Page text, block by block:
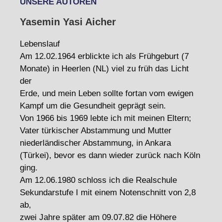
Yasemin Yasi Aicher
Lebenslauf
Am 12.02.1964 erblickte ich als Frühgeburt (7
Monate) in Heerlen (NL) viel zu früh das Licht
der
Erde, und mein Leben sollte fortan vom ewigen
Kampf um die Gesundheit geprägt sein.
Von 1966 bis 1969 lebte ich mit meinen Eltern;
Vater türkischer Abstammung und Mutter
niederländischer Abstammung, in Ankara
(Türkei), bevor es dann wieder zurück nach Köln
ging.
Am 12.06.1980 schloss ich die Realschule
Sekundarstufe I mit einem Notenschnitt von 2,8
ab,
zwei Jahre später am 09.07.82 die Höhere